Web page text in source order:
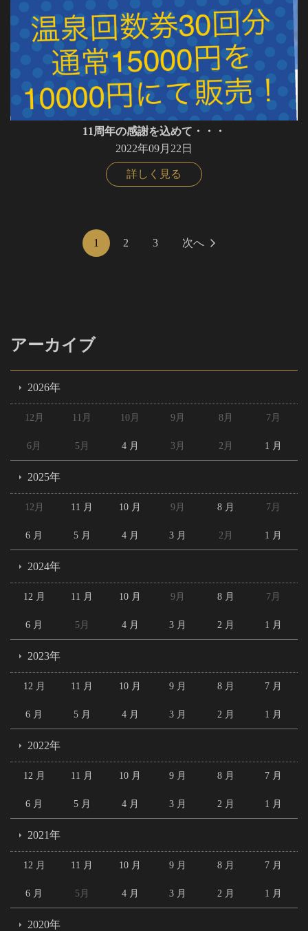
11周年の感謝を込めて・・・
2022年09月22日
詳しく見る
1 2 3 次へ
アーカイブ
2026年
12月 11月 10月 9月 8月 7月
6月 5月 4 月 3月 2月 1 月
2025年
12月 11 月 10 月 9月 8 月 7月
6 月 5 月 4 月 3 月 2月 1 月
2024年
12 月 11 月 10 月 9月 8 月 7月
6 月 5月 4 月 3 月 2 月 1 月
2023年
12 月 11 月 10 月 9 月 8 月 7 月
6 月 5 月 4 月 3 月 2 月 1 月
2022年
12 月 11 月 10 月 9 月 8 月 7 月
6 月 5 月 4 月 3 月 2 月 1 月
2021年
12 月 11 月 10 月 9 月 8 月 7 月
6 月 5月 4 月 3 月 2 月 1 月
2020年